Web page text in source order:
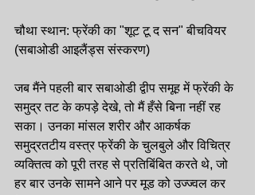
चौथा स्थान: फ्रेंकी का "शूट टू द सन" बीचवियर
(सबाओडी आइलैंड्स संस्करण)
जब मैंने पहली बार सबाओडी द्वीप समूह में फ्रेंकी के
समुद्र तट के कपड़े देखे, तो मैं हँसे बिना नहीं रह
सका। उनका मांसल शरीर और आकर्षक
समुद्रतटीय वस्त्र फ्रेंकी के चुलबुले और विचित्र
व्यक्तित्व को पूरी तरह से प्रतिबिंबित करते थे, जो
हर बार उनके सामने आने पर मूड को उज्ज्वल कर